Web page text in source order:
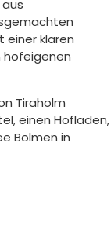
einer klaren
hofeigenen
Tiraholm
einen Hofladen,
Bolmen in